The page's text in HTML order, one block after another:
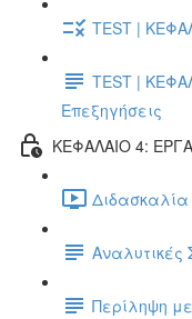
TEST |
TEST |
Επεξηγήσεις
ΚΕΦΑΛΑΙΟ 4:
Διδασκαλία
Αναλυτικές
Περίληψη